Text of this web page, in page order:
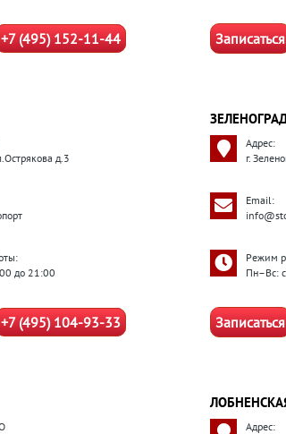
+7 (495) 152-11-44 Записаться
д.3
до 21:00
+7 (495) 104-93-33
Адрес:
г.
Email:
Режим
Пн–Вс:
Записаться
Адрес: